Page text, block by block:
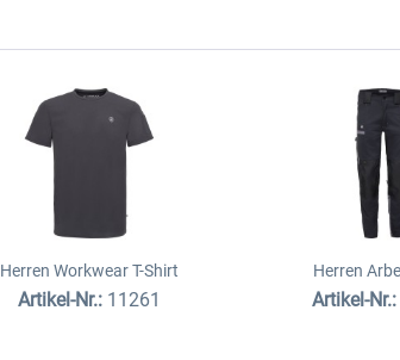
Herren Workwear T-Shirt
Artikel-Nr.: 11261
Herren
Artikel-Nr.: